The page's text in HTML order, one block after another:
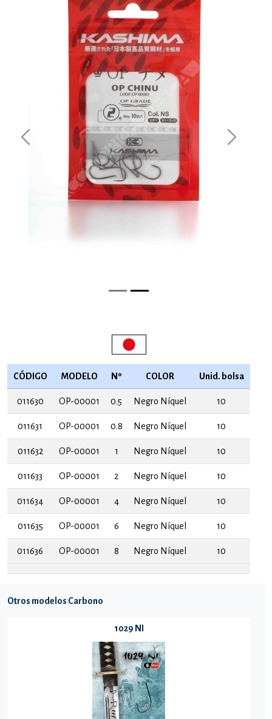
Previous Next
CÓDIGO MODELO Nº COLOR Unid. bolsa
011630 OP-00001 0.5 Negro Níquel 10
011631 OP-00001 0.8 Negro Níquel 10
011632 OP-00001 1 Negro Níquel 10
011633 OP-00001 2 Negro Níquel 10
011634 OP-00001 4 Negro Níquel 10
011635 OP-00001 6 Negro Níquel 10
011636 OP-00001 8 Negro Níquel 10
Otros modelos Carbono
1029 NI